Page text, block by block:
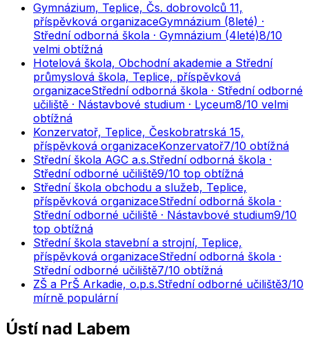
Gymnázium, Teplice, Čs. dobrovolců 11,
příspěvková organizaceGymnázium (8leté) ·
Střední odborná škola · Gymnázium (4leté)8/10
velmi obtížná
Hotelová škola, Obchodní akademie a Střední
průmyslová škola, Teplice, příspěvková
organizaceStřední odborná škola · Střední odborné
učiliště · Nástavbové studium · Lyceum8/10 velmi
obtížná
Konzervatoř, Teplice, Českobratrská 15,
příspěvková organizaceKonzervatoř7/10 obtížná
Střední škola AGC a.s.Střední odborná škola ·
Střední odborné učiliště9/10 top obtížná
Střední škola obchodu a služeb, Teplice,
příspěvková organizaceStřední odborná škola ·
Střední odborné učiliště · Nástavbové studium9/10
top obtížná
Střední škola stavební a strojní, Teplice,
příspěvková organizaceStřední odborná škola ·
Střední odborné učiliště7/10 obtížná
ZŠ a PrŠ Arkadie, o.p.s.Střední odborné učiliště3/10
mírně populární
Ústí nad Labem